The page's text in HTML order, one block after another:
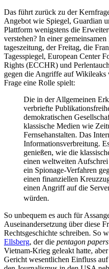
Das führt zurück zu der
Angebot wie Spiegel, Guardian
Plattform wenigstens die
verstehen? In einer
tageszeitung, der Freitag, die
Tagesspiegel, European Center
Rights (ECCHR) und
gegen die Angriffe auf
Frage eine Rolle spielt:
Die in der Allgemeinen
verbriefte
demokratischen
klassische Medien wie
Fernsehanstalten. Das
Informationsverbreitung.
genießen, wie die
einen weltweiten
ein Spionage-Verfahren
einen finanziellen
einen Angriff auf die
würden.
So unbequem es auch für
Auseinandersetzung über diese
Rechtsgeschichte schreiben. So
Ellsberg, der die pentagon papers
Vietnam-Krieg geleakt hatte,
Gericht wesentlichen Einfluss